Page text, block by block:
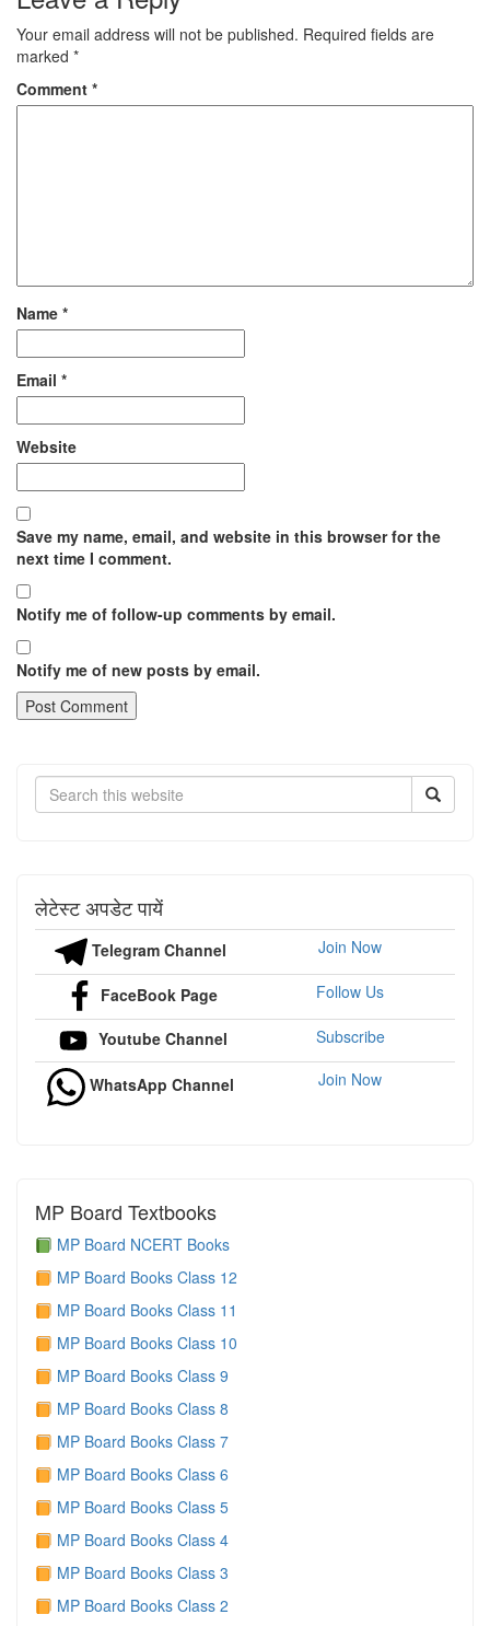
textbooks specifically
tailored for Class 10
students, all available in…
Your email address will not be published. Required fields are
marked *
Comment *
Name *
Email *
Website
Save my name, email, and website in this browser for the
next time I comment.
Notify me of follow-up comments by email.
Notify me of new posts by email.
Search
लेटेस्ट अपडेट पायें
Telegram Channel Join Now
FaceBook Page Follow Us
Youtube Channel Subscribe
WhatsApp Channel Join Now
MP Board Textbooks
MP Board NCERT Books
MP Board Books Class 12
MP Board Books Class 11
MP Board Books Class 10
MP Board Books Class 9
MP Board Books Class 8
MP Board Books Class 7
MP Board Books Class 6
MP Board Books Class 5
MP Board Books Class 4
MP Board Books Class 3
MP Board Books Class 2